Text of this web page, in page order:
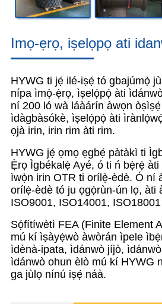
Imọ-ẹrọ, iṣelọpọ ati
HYWG ti jẹ́ ilé-iṣẹ́ tó gbajúmọ̀
nípa ìmọ̀-ẹ̀rọ, ìṣelọ́pọ́ àti
ní 200 ló wà láàárín àwọn
ìdàgbàsókè, ìṣelọ́pọ́ àti
ọjà irin, irin rim àti rim.
HYWG jẹ́ ọmọ ẹgbẹ́ pàtàkì ti
Ẹ̀rọ Ìgbékalẹ̀ Ayé, ó ti ń bẹ̀rẹ̀
ìwọ̀n irin OTR ti orílẹ̀-èdè. Ó ní
orílẹ̀-èdè tó ju ọgọ́rùn-ún lọ, àti
ISO9001, ISO14001,
Sọ́fítíwètì FEA (Finite Element
mú kí ìṣàyẹ̀wò àwòrán ìpele
ìdènà-ipata, ìdánwò jíjò,
ìdánwò ohun èlò mú kí HYWG
ga jùlọ nínú iṣẹ́ náà.